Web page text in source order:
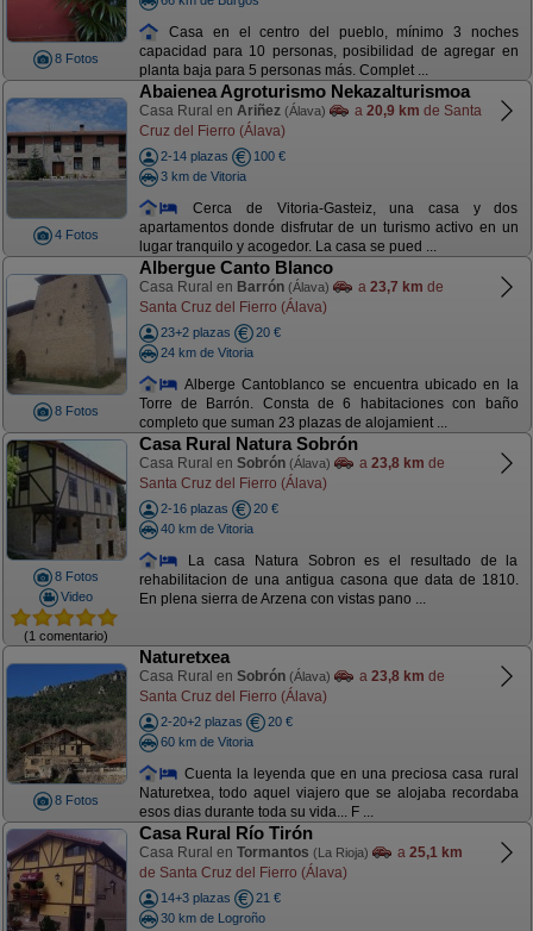
8 Fotos
Casa en el centro del pueblo, mínimo 3 noches
capacidad para 10 personas, posibilidad de agregar en
planta baja para 5 personas más. Complet ...
4 Fotos
Abaienea Agroturismo Nekazalturismoa
Casa Rural en Ariñez (Álava) a 20,9 km de Santa
Cruz del Fierro (Álava)
2-14 plazas
100 €
3 km de Vitoria
Cerca de Vitoria-Gasteiz, una casa y dos
apartamentos donde disfrutar de un turismo activo en un
lugar tranquilo y acogedor. La casa se pued ...
8 Fotos
Albergue Canto Blanco
Casa Rural en Barrón (Álava) a 23,7 km de
Santa Cruz del Fierro (Álava)
23+2 plazas
20 €
24 km de Vitoria
Alberge Cantoblanco se encuentra ubicado en la
Torre de Barrón. Consta de 6 habitaciones con baño
completo que suman 23 plazas de alojamient ...
8 Fotos
Video
(1 comentario)
Casa Rural Natura Sobrón
Casa Rural en Sobrón (Álava) a 23,8 km de
Santa Cruz del Fierro (Álava)
2-16 plazas
20 €
40 km de Vitoria
La casa Natura Sobron es el resultado de la
rehabilitacion de una antigua casona que data de 1810.
En plena sierra de Arzena con vistas pano ...
8 Fotos
Naturetxea
Casa Rural en Sobrón (Álava) a 23,8 km de
Santa Cruz del Fierro (Álava)
2-20+2 plazas
20 €
60 km de Vitoria
Cuenta la leyenda que en una preciosa casa rural
Naturetxea, todo aquel viajero que se alojaba recordaba
esos dias durante toda su vida... F ...
Casa Rural Río Tirón
Casa Rural en Tormantos (La Rioja) a 25,1 km
de Santa Cruz del Fierro (Álava)
14+3 plazas
21 €
30 km de Logroño